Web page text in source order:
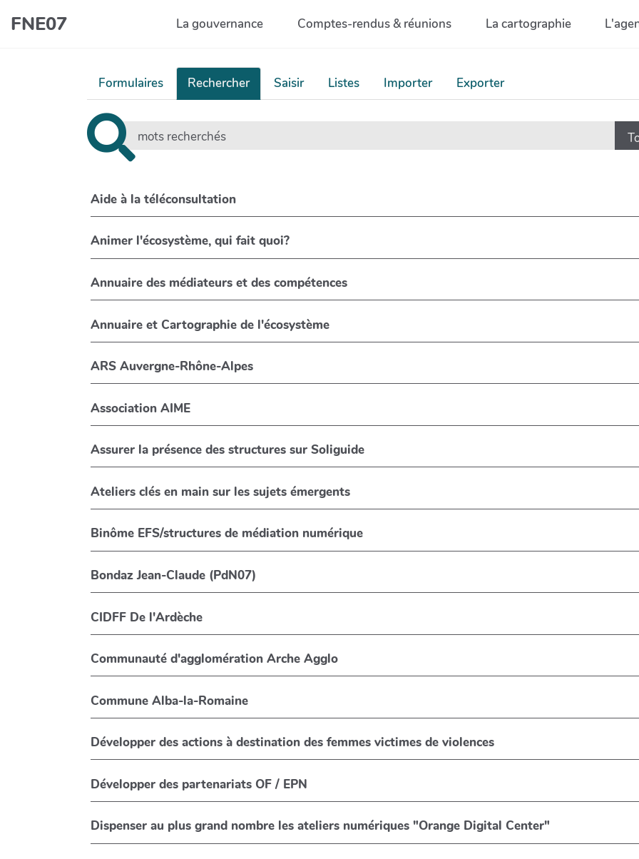
FNE07 La gouvernance Comptes-rendus & réunions La cartographie
Formulaires Rechercher Saisir Listes Importer Exporter
Aide à la téléconsultation
Animer l'écosystème, qui fait quoi?
Annuaire des médiateurs et des compétences
Annuaire et Cartographie de l'écosystème
ARS Auvergne-Rhône-Alpes
Association AIME
Assurer la présence des structures sur Soliguide
Ateliers clés en main sur les sujets émergents
Binôme EFS/structures de médiation numérique
Bondaz Jean-Claude (PdN07)
CIDFF De l'Ardèche
Communauté d'agglomération Arche Agglo
Commune Alba-la-Romaine
Développer des actions à destination des femmes victimes de violences
Développer des partenariats OF / EPN
Dispenser au plus grand nombre les ateliers numériques "Orange Digital Center"